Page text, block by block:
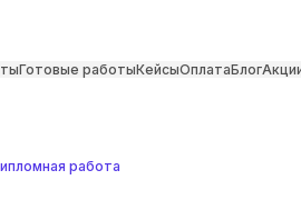
Готовые работыКейсыОплатаБлог
работа